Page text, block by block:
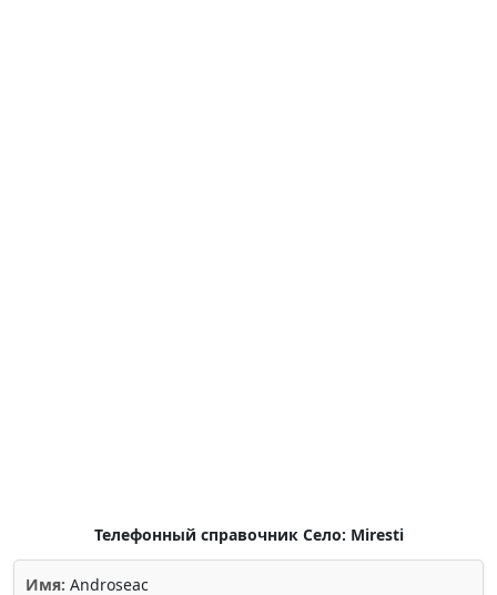
Телефонный справочник Село: Miresti
Имя: Androseac